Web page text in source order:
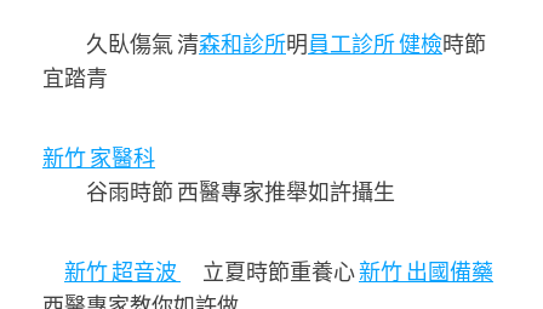
久臥傷氣 清森和診所明員工診所 健檢時節
宜踏青
新竹 家醫科
谷雨時節 西醫專家推舉如許攝生
新竹 超音波 立夏時節重養心新竹 出國備藥